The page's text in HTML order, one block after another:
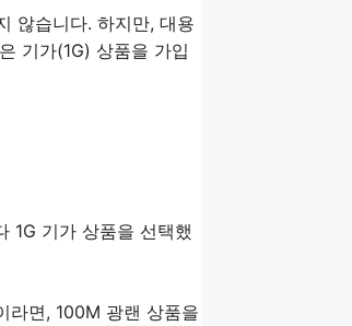
않습니다. 하지만, 대용
기가(1G) 상품을 가입
1G 기가 상품을 선택했
라면, 100M 광랜 상품을